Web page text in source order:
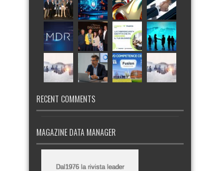
RECENT COMMENTS
MAGAZINE DATA MANAGER
Dal1976 la rivista leader